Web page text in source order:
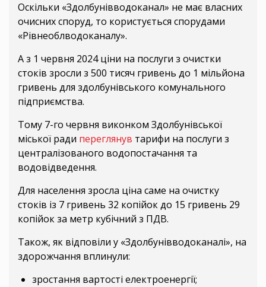
Оскільки «Здолбунівводоканал» не має власних
очисних споруд, то користується спорудами
«Рівнеоблводоканалу».
А з 1 червня 2024 ціни на послуги з очистки
стоків зросли з 500 тисяч гривень до 1 мільйона
гривень для здолбунівського комунального
підприємства.
Тому 7-го червня виконком Здолбунівської
міської ради переглянув тарифи на послуги з
централізованого водопостачання та
водовідведення.
Для населення зросла ціна саме на очистку
стоків із 7 гривень 32 копійок до 15 гривень 29
копійок за метр кубічний з ПДВ.
Також, як відповіли у «Здолбунівводоканалі», на
здорожчання вплинули:
зростання вартості електроенергії;